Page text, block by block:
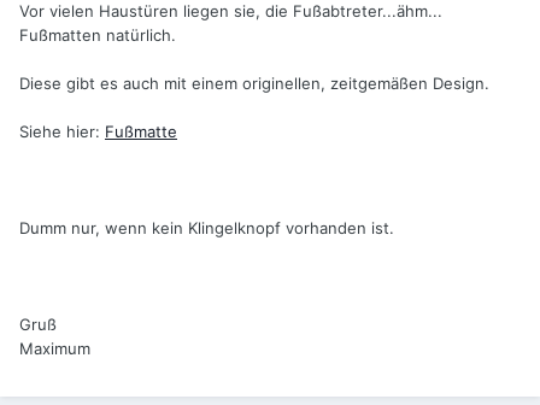
Vor vielen Haustüren liegen sie, die Fußabtreter...ähm...
Fußmatten natürlich.
Diese gibt es auch mit einem originellen, zeitgemäßen Design.
Siehe hier: Fußmatte
Dumm nur, wenn kein Klingelknopf vorhanden ist.
Gruß
Maximum